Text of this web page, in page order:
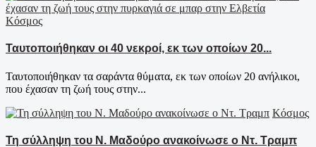
Κόσμος
Ταυτοποιήθηκαν οι 40 νεκροί, εκ των οποίων 20...
Ταυτοποιήθηκαν τα σαράντα θύματα, εκ των οποίων 20 ανήλικοι,
που έχασαν τη ζωή τους στην...
Κόσμος
Τη σύλληψη του Ν. Μαδούρο ανακοίνωσε ο Ντ. Τραμπ